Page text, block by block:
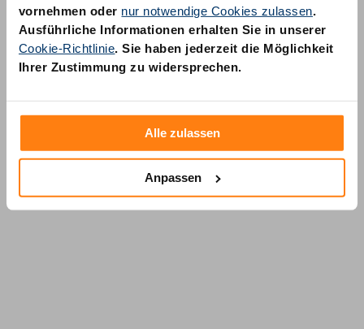
vornehmen oder nur notwendige Cookies zulassen.
Ausführliche Informationen erhalten Sie in unserer
Cookie-Richtlinie. Sie haben jederzeit die Möglichkeit
Ihrer Zustimmung zu widersprechen.
Alle zulassen
Anpassen
AM Quality GmbH
Wolfsstraße 6-14